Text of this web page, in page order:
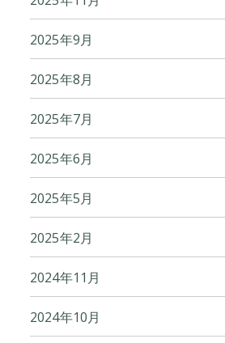
2025年9月
2025年8月
2025年7月
2025年6月
2025年5月
2025年2月
2024年11月
2024年10月